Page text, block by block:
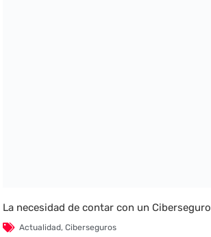
La necesidad de contar con un Ciberseguro
Actualidad,Ciberseguros